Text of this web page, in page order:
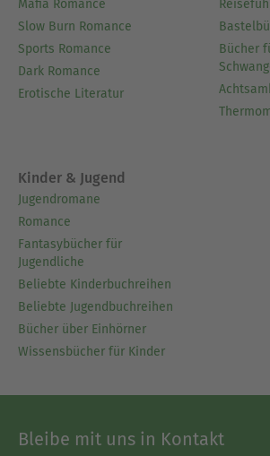
Mafia Romance
Slow Burn Romance
Sports Romance
Dark Romance
Erotische Literatur
Bücher
Kinder & Jugend
Jugendromane
Romance
Fantasybücher für
Jugendliche
Beliebte Kinderbuchreihen
Beliebte Jugendbuchreihen
Bücher über Einhörner
Wissensbücher für Kinder
Bleibe mit uns in Kontakt